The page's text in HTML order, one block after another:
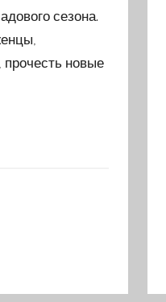
сезона.
новые